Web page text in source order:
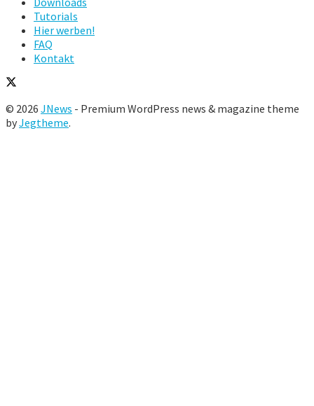
Tutorials
Hier werben!
FAQ
Kontakt
© 2026 JNews - Premium WordPress news & magazine theme
byJegtheme.